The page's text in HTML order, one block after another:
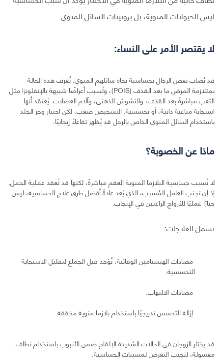
ليس الحيوانات المنوية، بل بروتينات السائل المنوي.
لا يقتصر الأمر على النساء:
قد يُصاب بعض الرجال بحساسية تجاه سائلهم المنوي. تُعرف هذه الحالة
بمتلازمة المرض ما بعد القذف (POIS)، وتُسبب أعراضًا شبيهة بالإنفلونزا مثل
التعب مباشرةً بعد القذف، والتشوش الذهني، وآلام العضلات. يُعتقد أنها
استجابة مناعية ذاتية، أو تحسسية. التشخيص صعب، لكن اختبار وخز الجلد
باستخدام السائل المنوي الخاص بالرجل قد يُظهر تفاعلًا إيجابيًا.
ماذا عن الخصوبة؟
لا تُسبب حساسية البلازما المنوية العقم مباشرةً، لكنها قد تُعقد عملية الحمل.
إذ إن تجنب العامل المُسبب، الذي يُعد عادةً أفضل طرق علاج الحساسية، ليس
خيارًا عمليًا للأزواج الراغبين في الإنجاب.
تشمل العلاجات:
مضادات الهيستامين الوقائية، تُؤخذ قبل الجماع لتقليل الاستجابة
التحسسية.
مضادات الالتهاب.
إزالة التحسس تدريجيًا باستخدام بلازما منوية مخففة.
قد يختار الزوجان في الحالات الشديدة الإلقاح ضمن الأنبوب باستخدام نطاف
مغسولة، لتجنب التعرض لمسببات الحساسية.